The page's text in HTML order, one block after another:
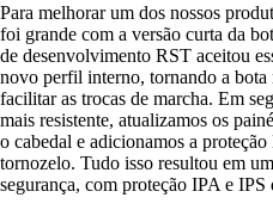
Para melhorar um dos nossos
foi grande com a versão curta da
de desenvolvimento RST aceitou
novo perfil interno, tornando a bota
facilitar as trocas de marcha. Em
mais resistente, atualizamos os
o cabedal e adicionamos a
tornozelo. Tudo isso resultou em
segurança, com proteção IPA e IPS